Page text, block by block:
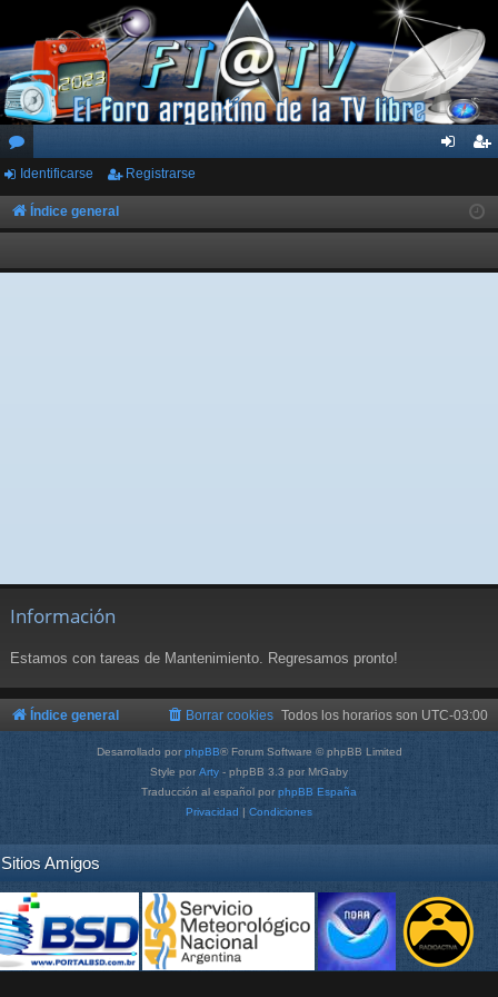
or
os
ar
ist
rs
Identificarse Registrarse
Índice general
Información
Estamos con tareas de Mantenimiento. Regresamos pronto!
Índice general Todos los horarios son UTC-03:00
Borrar cookies
Desarrollado por phpBB® Forum Software © phpBB Limited
Style por Arty - phpBB 3.3 por MrGaby
Traducción al español por phpBB España
Privacidad | Condiciones
Sitios Amigos